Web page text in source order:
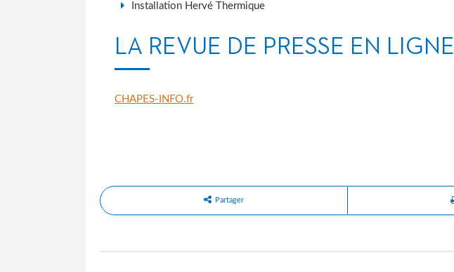
Installation Hervé Thermique
LA REVUE DE PRESSE EN LIGNE
CHAPES-INFO.fr
Partager